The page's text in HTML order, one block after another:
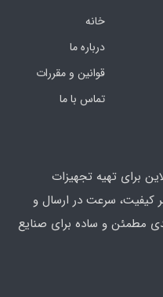
خانه
درباره ما
قوانین و مقررات
تماس با ما
برای تهیه تجهیزات
کیفیت، سرعت در ارسال و
مطمئن و ساده برای صنایع